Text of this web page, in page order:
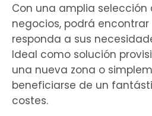
Con una amplia selección
negocios, podrá
responda a sus
Ideal como solución
una nueva zona o
beneficiarse de un
costes.